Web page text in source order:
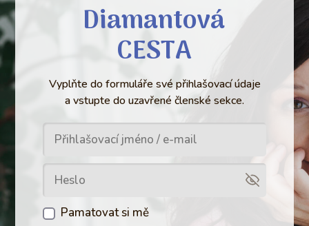
Diamantová
CESTA
Vyplňte do formuláře své přihlašovací údaje
a vstupte do uzavřené členské sekce.
Pamatovat si mě